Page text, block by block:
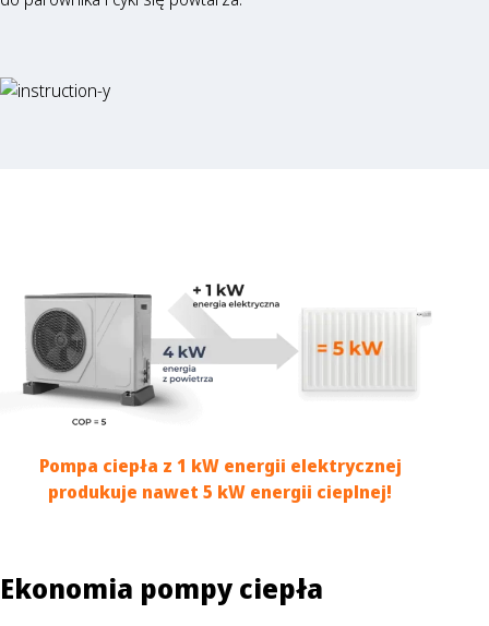
Pompa ciepła z 1 kW energii elektrycznej
produkuje nawet 5 kW energii cieplnej!
Ekonomia pompy ciepła